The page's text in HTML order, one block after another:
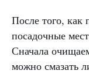
После того, как
посадочные
Сначала
можно смазать